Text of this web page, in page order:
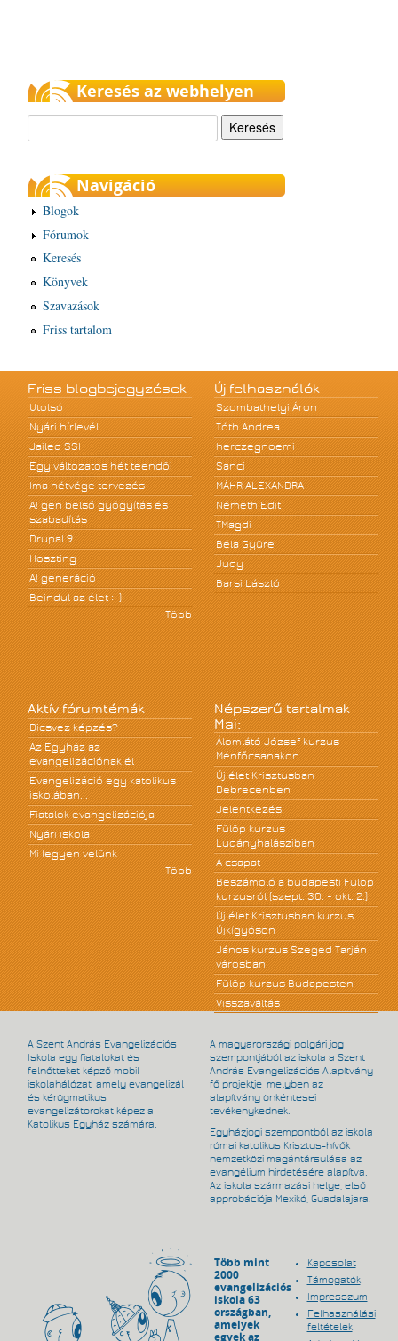
Keresés az webhelyen
Navigáció
Blogok
Fórumok
Keresés
Könyvek
Szavazások
Friss tartalom
Friss blogbejegyzések
Utolsó
Nyári hírlevél
Jailed SSH
Egy változatos hét teendői
Ima hétvége tervezés
A! gen belső gyógyítás és
szabadítás
Drupal 9
Hoszting
A! generáció
Beindul az élet :-)
Több
Új felhasználók
Szombathelyi Áron
Tóth Andrea
herczegnoemi
Sanci
MÁHR ALEXANDRA
Németh Edit
TMagdi
Béla Gyüre
Judy
Barsi László
Aktív fórumtémák
Dicsvez képzés?
Az Egyház az
evangelizációnak él
Evangelizáció egy katolikus
iskolában...
Fiatalok evangelizációja
Nyári iskola
Mi legyen velünk
Több
Népszerű tartalmak
Mai:
Álomlátó József kurzus
Ménfőcsanakon
Új élet Krisztusban
Debrecenben
Jelentkezés
Fülöp kurzus
Ludányhalásziban
A csapat
Beszámoló a budapesti Fülöp
kurzusról (szept. 30. - okt. 2.)
Új élet Krisztusban kurzus
Újkígyóson
János kurzus Szeged Tarján
városban
Fülöp kurzus Budapesten
Visszaváltás
A Szent András Evangelizációs
Iskola egy fiatalokat és
felnőtteket képző mobil
iskolahálózat, amely evangelizál
és kérügmatikus
evangelizátorokat képez a
Katolikus Egyház számára.
A magyarországi polgári jog
szempontjából az iskola a Szent
András Evangelizációs Alapítvány
fő projektje, melyben az
alapítvány önkéntesei
tevékenykednek.
Egyházjogi szempontból az iskola
római katolikus Krisztus-hívők
nemzetközi magántársulása az
evangélium hirdetésére alapítva.
Az iskola származási helye, első
approbációja Mexikó, Guadalajara.
Több mint
2000
evangelizációs
iskola 63
országban,
amelyek
egyek az
Kapcsolat
Támogatók
Impresszum
Felhasználási
feltételek